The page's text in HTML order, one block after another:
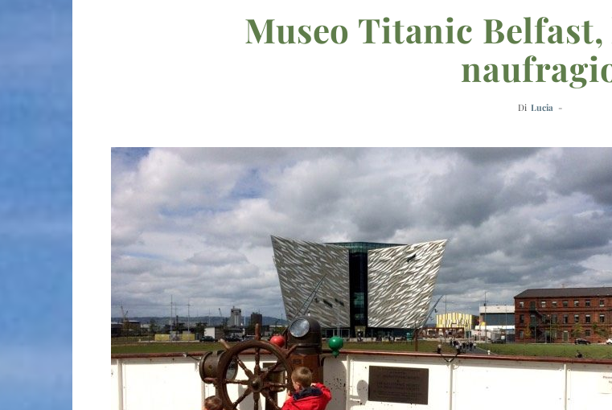
Museo Titanic
Di Lucia -